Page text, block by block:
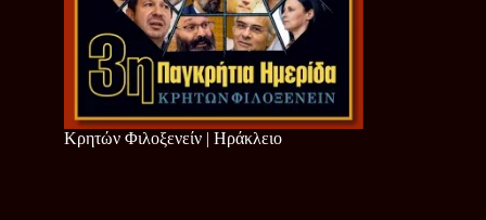
Κρητών Φιλοξενείν | Ηράκλειο